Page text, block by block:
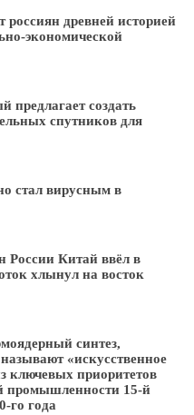
россиян древней историей
экономической
предлагает создать
спутников для
стал вирусным в
России Китай ввёл в
хлынул на восток
синтез,
«искусственное
ключевых приоритетов
промышленности 15-й
го года